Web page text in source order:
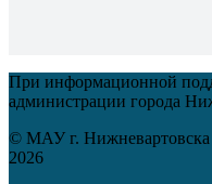
При информационной
администрации города
© МАУ г. Нижневартовска
2026